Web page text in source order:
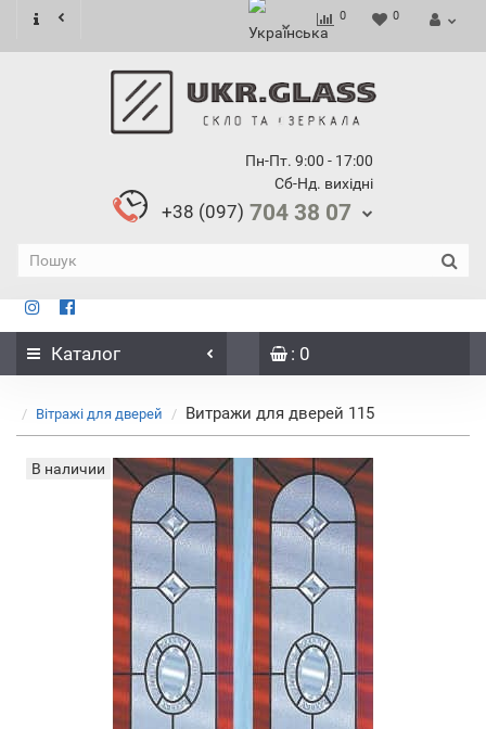
0 0
Пн-Пт. 9:00 - 17:00
Сб-Нд. вихідні
+38 (097) 704 38 07
Каталог : 0
Вітражі для дверей Витражи для дверей 115
В наличии